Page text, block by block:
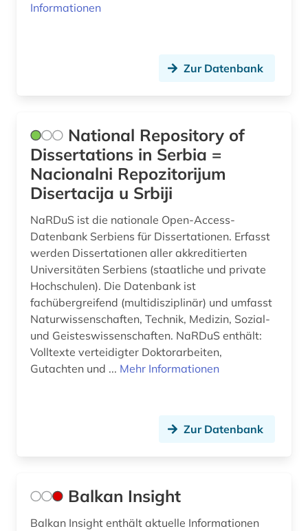
Informationen
Zur Datenbank
National Repository of
Dissertations in Serbia =
Nacionalni Repozitorijum
Disertacija u Srbiji
NaRDuS ist die nationale Open-Access-
Datenbank Serbiens für Dissertationen. Erfasst
werden Dissertationen aller akkreditierten
Universitäten Serbiens (staatliche und private
Hochschulen). Die Datenbank ist
fachübergreifend (multidisziplinär) und umfasst
Naturwissenschaften, Technik, Medizin, Sozial-
und Geisteswissenschaften. NaRDuS enthält:
Volltexte verteidigter Doktorarbeiten,
Gutachten und ... Mehr Informationen
Zur Datenbank
Balkan Insight
Balkan Insight enthält aktuelle Informationen